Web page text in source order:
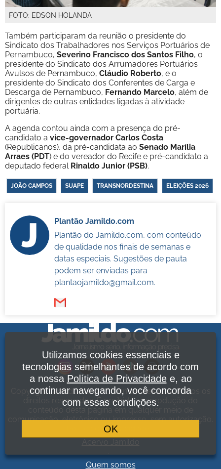
FOTO: EDSON HOLANDA
Também participaram da reunião o presidente do
Sindicato dos Trabalhadores nos Serviços Portuários de
Pernambuco, Severino Francisco dos Santos Filho, o
presidente do Sindicato dos Arrumadores Portuários
Avulsos de Pernambuco, Cláudio Roberto, e o
presidente do Sindicato dos Conferentes de Carga e
Descarga de Pernambuco, Fernando Marcelo, além de
dirigentes de outras entidades ligadas à atividade
portuária.
A agenda contou ainda com a presença do pré-
candidato a vice-governador Carlos Costa
(Republicanos), da pré-candidata ao Senado Marília
Arraes (PDT) e do vereador do Recife e pré-candidato a
deputado federal Rinaldo Junior (PSB).
JOÃO CAMPOS SUAPE TRANSNORDESTINA ELEIÇÕES 2026
Plantão Jamildo.com
Plantão do Jamildo.com, com conteúdo
de qualidade nos finais de semanas e
datas especiais. Sugestões de pauta
podem ser enviadas para
plantaojamildo@gmail.com.
Copyright Jamildo Melo Comunicações Ltda. Todos os
direitos reservados. É proibida a reprodução do
conteúdo desta página em qualquer meio de
comunicação, eletrônico ou impresso, sem autorização.
Política de Privacidade
Quem somos
Utilizamos cookies essenciais e
tecnologias semelhantes de acordo com
a nossa Política de Privacidadee, ao
continuar navegando, você concorda
com essas condições.
OK